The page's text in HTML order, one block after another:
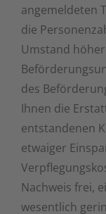
angemeldeten
die
Umstand
des
Ihnen die
entstandenen
etwaiger
Nachweis frei,
wesentlich